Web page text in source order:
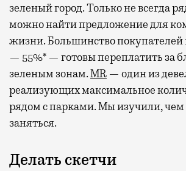
зеленый город. Только не всегда
можно найти предложение для
жизни. Большинство
— 55%* — готовы переплатить за
зеленым зонам.MR — один из
реализующих максимальное
рядом с парками. Мы изучили,
заняться.
Делать скетчи